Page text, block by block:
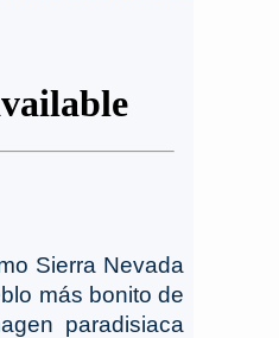
Sierra Nevada
más bonito de
paradisiaca